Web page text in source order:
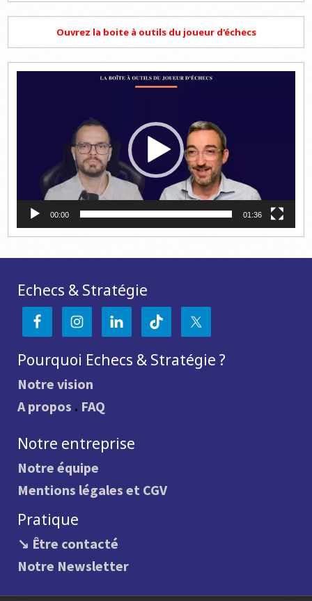
Ouvrez la boite à outils du joueur d'échecs
00:00 01:36
Echecs & Stratégie
Pourquoi Echecs & Stratégie ?
Notre vision
A propos . FAQ
Notre entreprise
Notre équipe
Mentions légales et CGV
Pratique
↘ Être contacté
Notre Newsletter